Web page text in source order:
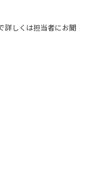
詳しくは担当者にお聞